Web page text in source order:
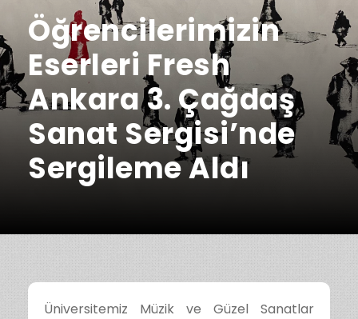
Öğrencilerimizin
Eserleri Fresh
Ankara 3. Çağdaş
Sanat Sergisi’nde
Sergileme Aldı
Üniversitemiz Müzik ve Güzel Sanatlar